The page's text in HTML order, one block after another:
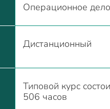
Операционное
Дистанционный
Типовой курс
506 часов